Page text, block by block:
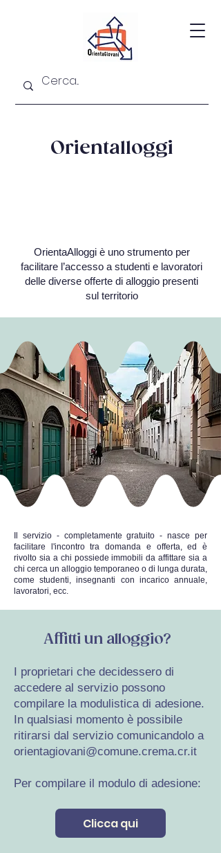
Orientalloggi
OrientaAlloggi è uno strumento per
facilitare l’accesso a studenti e lavoratori
delle diverse offerte di alloggio presenti
sul territorio
Il servizio - completamente gratuito - nasce per
facilitare l'incontro tra domanda e offerta, ed è
rivolto sia a chi possiede immobili da affittare sia a
chi cerca un alloggio temporaneo o di lunga durata,
come studenti, insegnanti con incarico annuale,
lavoratori, ecc.
Affitti un alloggio?
I proprietari che decidessero di
accedere al servizio possono
compilare la modulistica di adesione.
In qualsiasi momento è possibile
ritirarsi dal servizio comunicandolo a
orientagiovani@comune.crema.cr.it
Per compilare il modulo di adesione:
Clicca qui